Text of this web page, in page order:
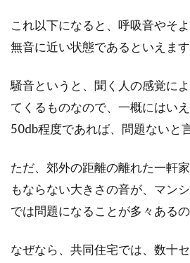
これ以下になると、呼吸音やそ
無音に近い状態であるといえます
騒音というと、聞く人の感覚に
てくるものなので、一概にはい
50db程度であれば、問題ないと
ただ、郊外の距離の離れた一軒
もならない大きさの音が、マン
では問題になることが多々あるの
なぜなら、共同住宅では、数十